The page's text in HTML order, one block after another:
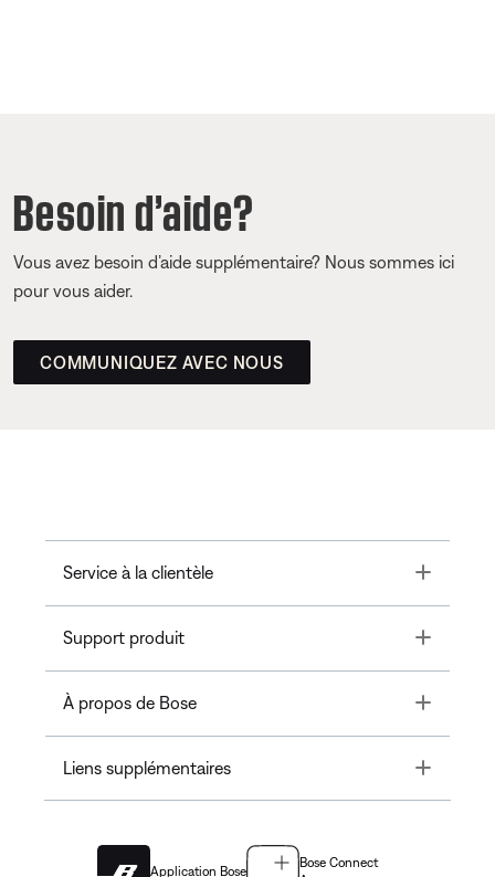
Besoin d’aide?
Vous avez besoin d’aide supplémentaire? Nous sommes ici
pour vous aider.
COMMUNIQUEZ AVEC NOUS
Service à la clientèle Toggle
Support produit Toggle
À propos de Bose Toggle
Liens supplémentaires Toggle
Application Bose
Bose Connect